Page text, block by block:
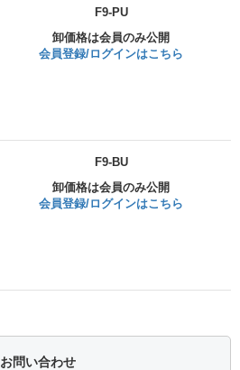
F9-PU
卸価格は会員のみ公開
会員登録/ログインはこちら
F9-BU
卸価格は会員のみ公開
会員登録/ログインはこちら
お問い合わせ